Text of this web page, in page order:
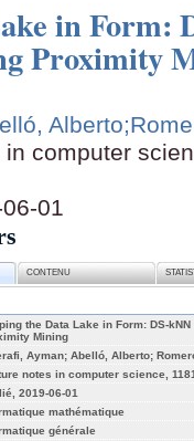
in Form:
Proximity
Alberto
computer
01
CONTENU
the Data Lake in Form: DS-
Mining
Ayman; Abelló, Alberto;
notes in computer science,
2019-06-01
mathématique
générale